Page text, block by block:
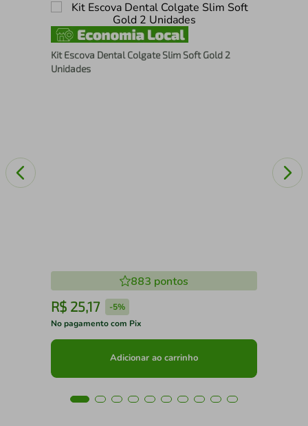
Kit Escova Dental Colgate Slim Soft Gold 2
Unidades
883 pontos
R$ 25,17 -5%
No pagamento com Pix
Adicionar ao carrinho